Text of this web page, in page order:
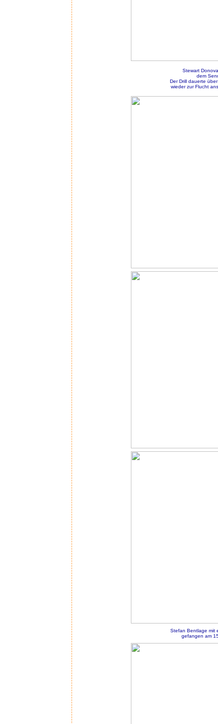
Stewart
dem
Der Drill dauerte
wieder zur Flucht
Stefan Bentlage mit
gefangen am